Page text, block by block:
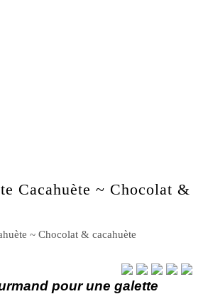
Cacahuète ~ Chocolat &
pour une galette